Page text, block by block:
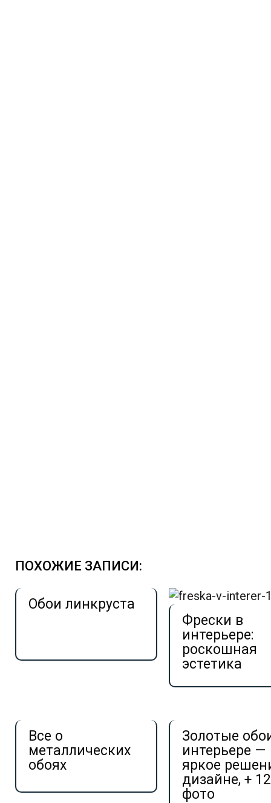
ПОХОЖИЕ ЗАПИСИ:
Обои линкруста
Фрески в
интерьере:
роскошная
эстетика
Все о
металлических
обоях
Золотые
интерьере —
яркое
дизайне, +
фото